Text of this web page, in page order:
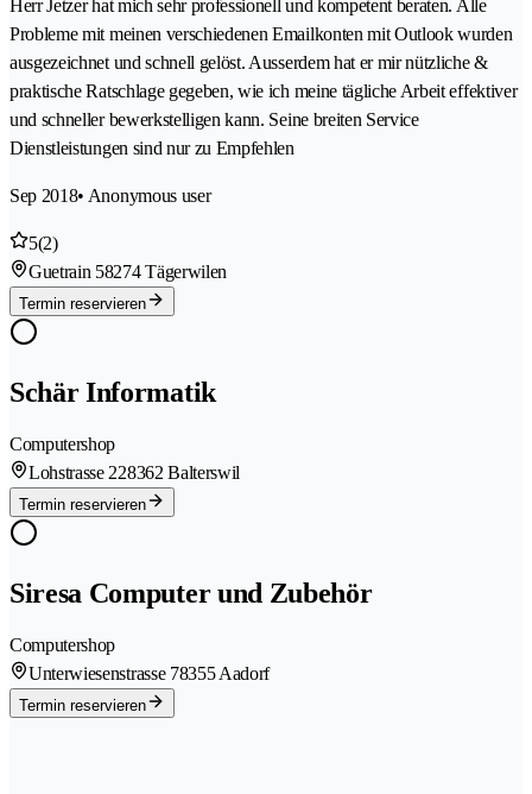
Herr Jetzer hat mich sehr professionell und kompetent beraten. Alle
Probleme mit meinen verschiedenen Emailkonten mit Outlook wurden
ausgezeichnet und schnell gelöst. Ausserdem hat er mir nützliche &
praktische Ratschlage gegeben, wie ich meine tägliche Arbeit effektiver
und schneller bewerkstelligen kann. Seine breiten Service
Dienstleistungen sind nur zu Empfehlen
Sep 2018• Anonymous user
5(2)
Guetrain 58274 Tägerwilen
Termin reservieren
Schär Informatik
Computershop
Lohstrasse 228362 Balterswil
Termin reservieren
Siresa Computer und Zubehör
Computershop
Unterwiesenstrasse 78355 Aadorf
Termin reservieren